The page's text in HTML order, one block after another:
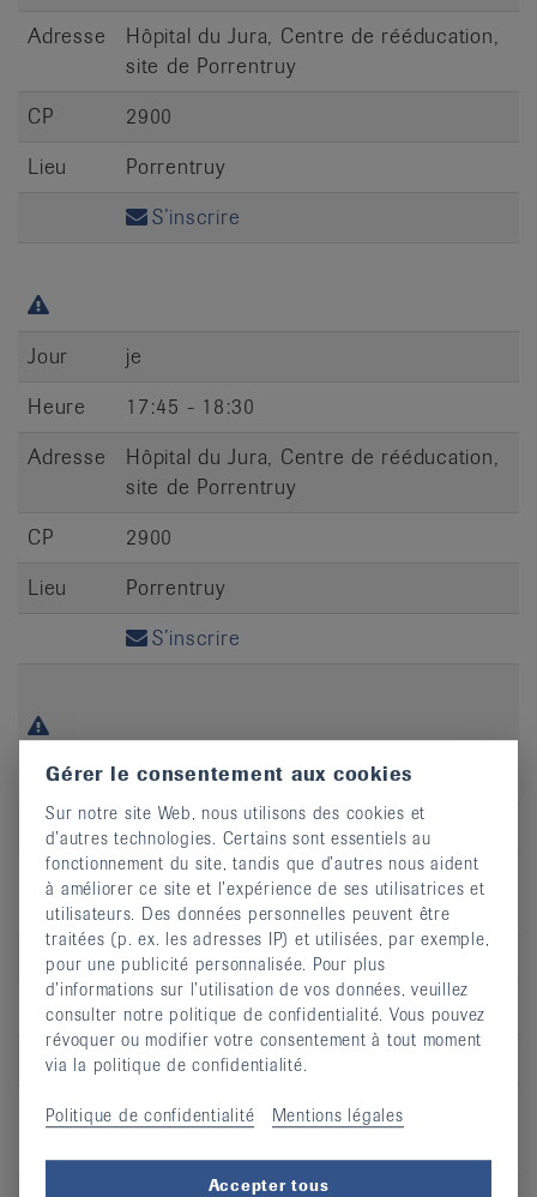
Adresse
Hôpital du Jura, Centre de rééducation,
site de Porrentruy
CP
2900
Lieu
Porrentruy
S’inscrire
Jour
je
Heure
17:45 - 18:30
Adresse
Hôpital du Jura, Centre de rééducation,
site de Porrentruy
CP
2900
Lieu
Porrentruy
S’inscrire
Jour
je
Heure
18:30 - 19:15
Adresse
Hôpital du Jura, Centre de rééducation,
site de Porrentruy
CP
2900
Lieu
Porrentruy
S’inscrire
Gérer le consentement aux cookies
Sur notre site Web, nous utilisons des cookies et
d’autres technologies. Certains sont essentiels au
fonctionnement du site, tandis que d’autres nous aident
à améliorer ce site et l’expérience de ses utilisatrices et
utilisateurs. Des données personnelles peuvent être
traitées (p. ex. les adresses IP) et utilisées, par exemple,
pour une publicité personnalisée. Pour plus
d’informations sur l’utilisation de vos données, veuillez
consulter notre politique de confidentialité. Vous pouvez
révoquer ou modifier votre consentement à tout moment
via la politique de confidentialité.
Politique de confidentialité Mentions légales
Accepter tous